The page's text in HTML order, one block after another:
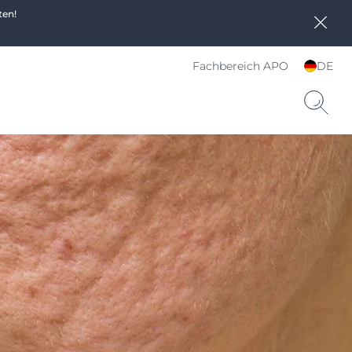
DE
wählen
Fachbereich APO